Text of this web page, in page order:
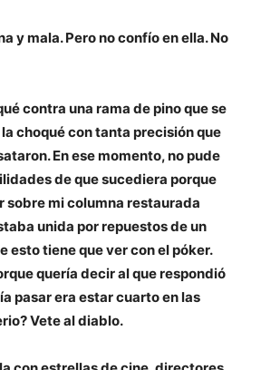
y mala. Pero no confío en ella. No
contra una rama de pino que se
choqué con tanta precisión que
En ese momento, no pude
de que sucediera porque
sobre mi columna restaurada
unida por repuestos de un
esto tiene que ver con el póker.
quería decir al que respondió
pasar era estar cuarto en las
Vete al diablo.